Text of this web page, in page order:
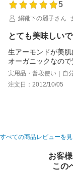
5
絹靴下の麗子さん
とても美味しいで
生アーモンドが美肌
オーガニックなので
実用品・普段使い｜自
注文日：2012/10/05
すべての商品レビューを
お客
この